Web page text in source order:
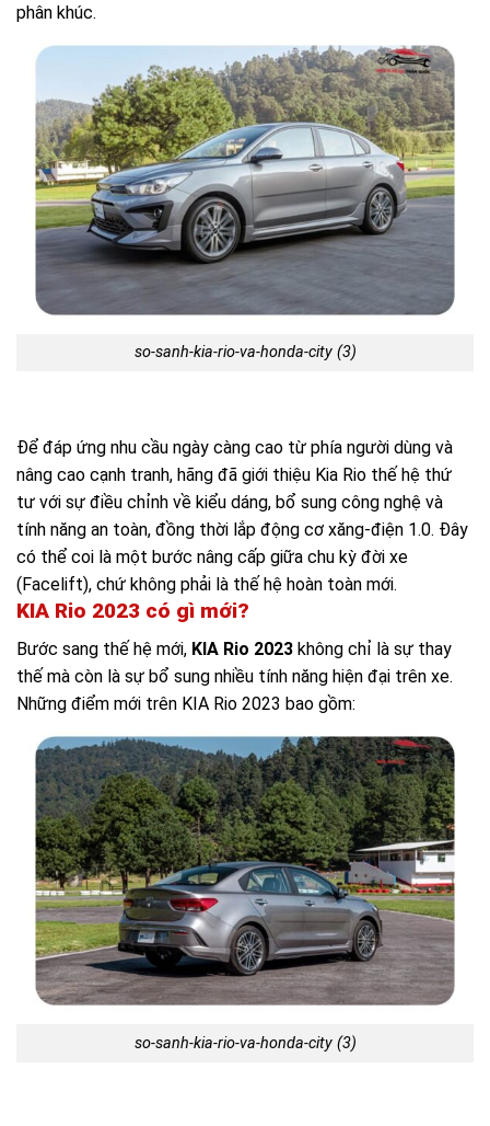
phân khúc.
so-sanh-kia-rio-va-honda-city (3)
Để đáp ứng nhu cầu ngày càng cao từ phía người dùng và
nâng cao cạnh tranh, hãng đã giới thiệu Kia Rio thế hệ thứ
tư với sự điều chỉnh về kiểu dáng, bổ sung công nghệ và
tính năng an toàn, đồng thời lắp động cơ xăng-điện 1.0. Đây
có thể coi là một bước nâng cấp giữa chu kỳ đời xe
(Facelift), chứ không phải là thế hệ hoàn toàn mới.
KIA Rio 2023 có gì mới?
Bước sang thế hệ mới, KIA Rio 2023 không chỉ là sự thay
thế mà còn là sự bổ sung nhiều tính năng hiện đại trên xe.
Những điểm mới trên KIA Rio 2023 bao gồm:
so-sanh-kia-rio-va-honda-city (3)